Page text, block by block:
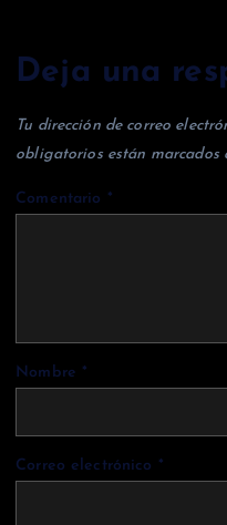
Deja una
Tu dirección de correo
obligatorios están marcados
Comentario *
Nombre *
Correo electrónico *